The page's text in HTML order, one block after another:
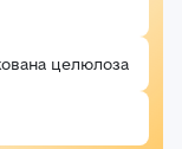
целюлоза